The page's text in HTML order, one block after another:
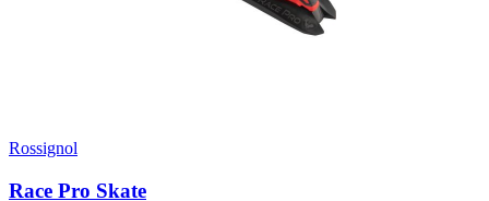
Rossignol
Race Pro Skate